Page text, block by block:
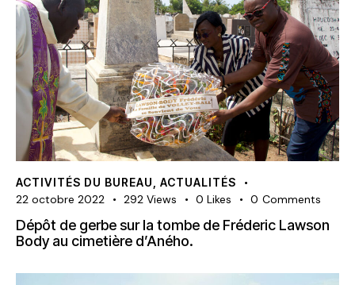
ACTIVITÉS DU BUREAU ACTUALITÉS
22 octobre 2022 292 Views 0 Likes 0 Comments
Dépôt de gerbe sur la tombe de Fréderic Lawson
Body au cimetière d’Aného.